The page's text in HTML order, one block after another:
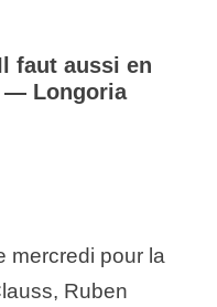
faut aussi en
— Longoria
mercredi pour la
Ruben